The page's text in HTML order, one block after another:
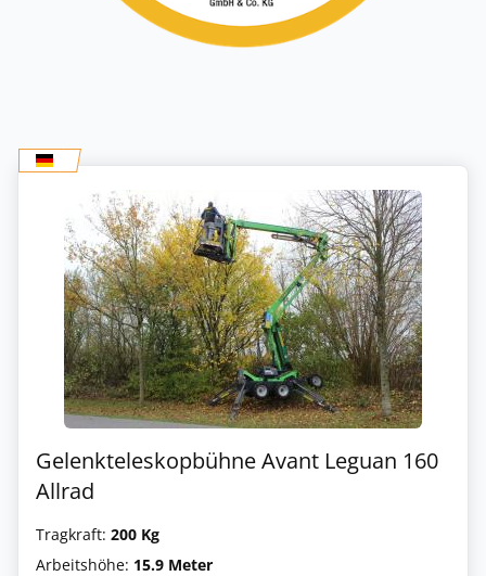
Gelenkteleskopbühne Avant Leguan 160
Allrad
Tragkraft: 200 Kg
Arbeitshöhe: 15.9 Meter